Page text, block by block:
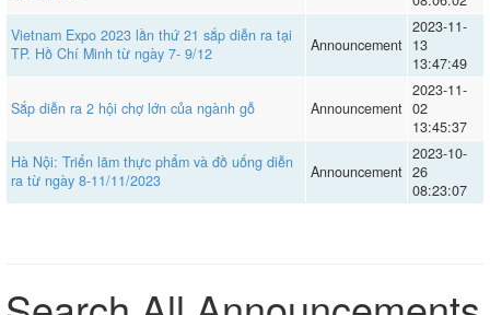
Vietnam Expo 2023 lần thứ 21 sắp diễn ra tại
TP. Hồ Chí Minh từ ngày 7- 9/12
Announcement
2023-11-
13
13:47:49
Sắp diễn ra 2 hội chợ lớn của ngành gỗ Announcement
2023-11-
02
13:45:37
Hà Nội: Triển lãm thực phẩm và đồ uống diễn
ra từ ngày 8-11/11/2023
Announcement
2023-10-
26
08:23:07